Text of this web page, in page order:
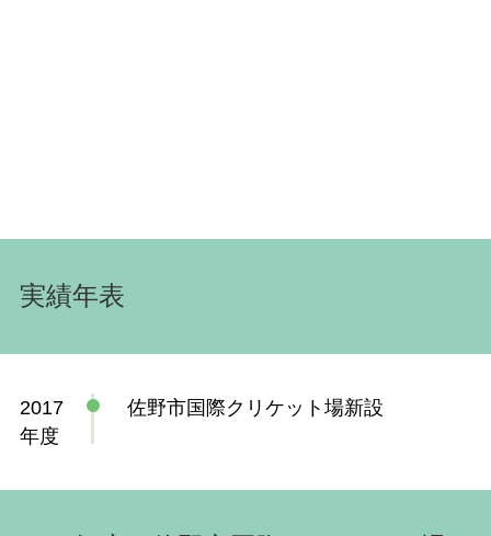
実績年表
2017
年度
佐野市国際クリケット場新設